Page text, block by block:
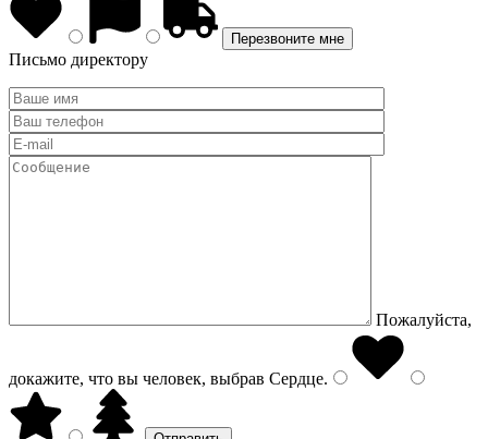
Письмо директору
Пожалуйста,
докажите, что вы человек, выбрав Сердце.